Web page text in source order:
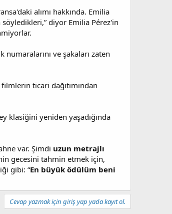
alımı hakkında. Emilia
diyor Emilia Pérez'in
ve şakaları zaten
ticari dağıtımından
klasiğini yeniden yaşadığında
var. Şimdi uzun metrajlı
gecesini tahmin etmek için,
gibi: “En büyük ödülüm beni
Cevap yazmak için giriş yap yada kayıt ol.